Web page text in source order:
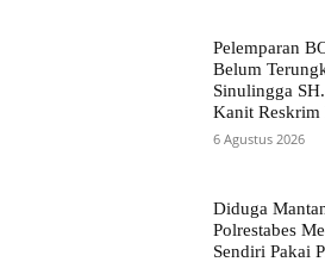
Pelemparan
Belum
Sinulingga
Kanit Reskrim
6 Agustus 2026
Diduga
Polrestabes
Sendiri Pakai